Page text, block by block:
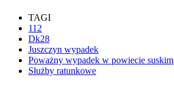
TAGI
112
Dk28
Juszczyn wypadek
Poważny wypadek w powiecie suskim
Służby ratunkowe